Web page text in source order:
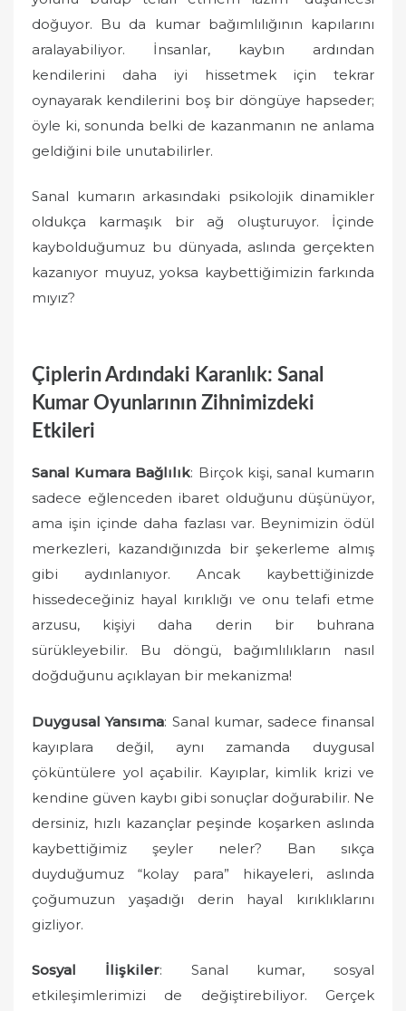
doğuyor. Bu da kumar bağımlılığının kapılarını
aralayabiliyor. İnsanlar, kaybın ardından
kendilerini daha iyi hissetmek için tekrar
oynayarak kendilerini boş bir döngüye hapseder;
öyle ki, sonunda belki de kazanmanın ne anlama
geldiğini bile unutabilirler.
Sanal kumarın arkasındaki psikolojik dinamikler
oldukça karmaşık bir ağ oluşturuyor. İçinde
kaybolduğumuz bu dünyada, aslında gerçekten
kazanıyor muyuz, yoksa kaybettiğimizin farkında
mıyız?
Çiplerin Ardındaki Karanlık: Sanal
Kumar Oyunlarının Zihnimizdeki
Etkileri
Sanal Kumara Bağlılık: Birçok kişi, sanal kumarın
sadece eğlenceden ibaret olduğunu düşünüyor,
ama işin içinde daha fazlası var. Beynimizin ödül
merkezleri, kazandığınızda bir şekerleme almış
gibi aydınlanıyor. Ancak kaybettiğinizde
hissedeceğiniz hayal kırıklığı ve onu telafi etme
arzusu, kişiyi daha derin bir buhrana
sürükleyebilir. Bu döngü, bağımlılıkların nasıl
doğduğunu açıklayan bir mekanizma!
Duygusal Yansıma: Sanal kumar, sadece finansal
kayıplara değil, aynı zamanda duygusal
çöküntülere yol açabilir. Kayıplar, kimlik krizi ve
kendine güven kaybı gibi sonuçlar doğurabilir. Ne
dersiniz, hızlı kazançlar peşinde koşarken aslında
kaybettiğimiz şeyler neler? Ban sıkça
duyduğumuz “kolay para” hikayeleri, aslında
çoğumuzun yaşadığı derin hayal kırıklıklarını
gizliyor.
Sosyal İlişkiler: Sanal kumar, sosyal
etkileşimlerimizi de değiştirebiliyor. Gerçek